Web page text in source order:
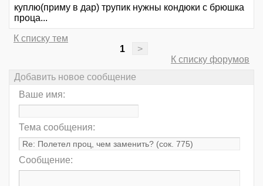
куплю(приму в дар) трупик нужны кондюки с брюшка
проца...
К списку тем
1
>
К списку форумов
Добавить новое сообщение
Ваше имя:
Тема сообщения:
Сообщение: